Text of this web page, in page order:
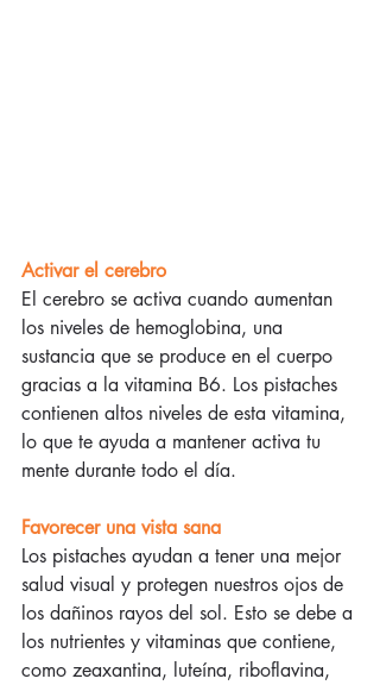
Activar el cerebro
El cerebro se activa cuando aumentan
los niveles de hemoglobina, una
sustancia que se produce en el cuerpo
gracias a la vitamina B6. Los pistaches
contienen altos niveles de esta vitamina,
lo que te ayuda a mantener activa tu
mente durante todo el día.
Favorecer una vista sana
Los pistaches ayudan a tener una mejor
salud visual y protegen nuestros ojos de
los dañinos rayos del sol. Esto se debe a
los nutrientes y vitaminas que contiene,
como zeaxantina, luteína, riboflavina,